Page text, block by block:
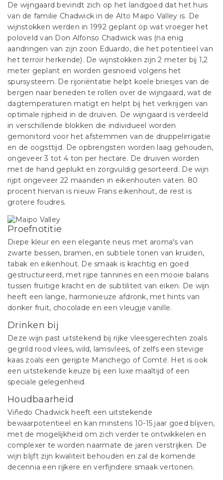
De wijngaard bevindt zich op het landgoed dat het huis
van de familie Chadwick in de Alto Maipo Valley is. De
wijnstokken werden in 1992 geplant op wat vroeger het
poloveld van Don Alfonso Chadwick was (na enig
aandringen van zijn zoon Eduardo, die het potentieel van
het terroir herkende). De wijnstokken zijn 2 meter bij 1,2
meter geplant en worden gesnoeid volgens het
spursysteem. De rijoriëntatie helpt koele briesjes van de
bergen naar beneden te rollen over de wijngaard, wat de
dagtemperaturen matigt en helpt bij het verkrijgen van
optimale rijpheid in de druiven. De wijngaard is verdeeld
in verschillende blokken die individueel worden
gemonitord voor het afstemmen van de druppelirrigatie
en de oogsttijd. De opbrengsten worden laag gehouden,
ongeveer 3 tot 4 ton per hectare. De druiven worden
met de hand geplukt en zorgvuldig gesorteerd. De wijn
rijpt ongeveer 22 maanden in eikenhouten vaten. 80
procent hiervan is nieuw Frans eikenhout, de rest is
grotere foudres.
Proefnotitie
Diepe kleur en een elegante neus met aroma's van
zwarte bessen, bramen, en subtiele tonen van kruiden,
tabak en eikenhout. De smaak is krachtig en goed
gestructureerd, met rijpe tannines en een mooie balans
tussen fruitige kracht en de subtiliteit van eiken. De wijn
heeft een lange, harmonieuze afdronk, met hints van
donker fruit, chocolade en een vleugje vanille.
Drinken bij
Deze wijn past uitstekend bij rijke vleesgerechten zoals
gegrild rood vlees, wild, lamsvlees, of zelfs een stevige
kaas zoals een gerijpte Manchego of Comté. Het is ook
een uitstekende keuze bij een luxe maaltijd of een
speciale gelegenheid.
Houdbaarheid
Viñedo Chadwick heeft een uitstekende
bewaarpotentieel en kan minstens 10-15 jaar goed blijven,
met de mogelijkheid om zich verder te ontwikkelen en
complexer te worden naarmate de jaren verstrijken. De
wijn blijft zijn kwaliteit behouden en zal de komende
decennia een rijkere en verfijndere smaak vertonen.